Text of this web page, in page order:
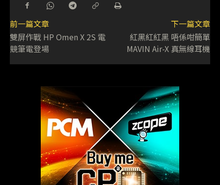
前一篇文章
雙屏作戰 HP Omen X 2S 電
競筆電登場
下一篇文章
紅黑紅紅黑 唔係咁簡單
MAVIN Air-X 真無線耳機